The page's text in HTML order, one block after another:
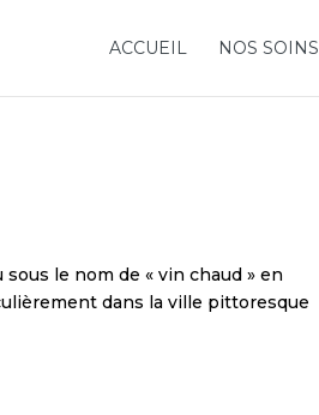
ACCUEIL NOS SOINS
le nom de « vin chaud » en
dans la ville pittoresque